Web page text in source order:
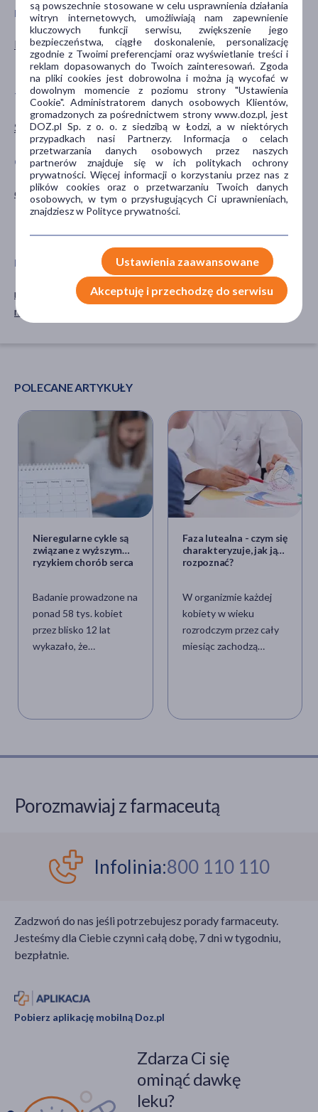
PŁEĆ
Kobieta
WIEK
dla młodzieży
dla dorosłych
TYP PRODUKTU
Środki higieniczne
PROBLEM
menstruacja
CZĘŚĆ CIAŁA
okolice intymne
SPECYFIKA
Bez lateksu
Bez substancji zapachowych
PORA STOSOWANIA
na dzień
na noc
RODZAJ SKÓRY
dowolna
POLECANE ARTYKUŁY
Nieregularne cykle są
związane z wyższym
ryzykiem chorób serca
Badanie prowadzone na
ponad 58 tys. kobiet
przez blisko 12 lat
wykazało, że
się, jakie mogą być
Faza lutealna - czym się
charakteryzuje, jak ją
rozpoznać?
W organizmie każdej
kobiety w wieku
rozrodczym przez cały
miesiąc zachodzą
śluzowej macicy.
Porozmawiaj z farmaceutą
Infolinia:800 110 110
Zadzwoń do nas jeśli potrzebujesz porady farmaceuty.
Jesteśmy dla Ciebie czynni całą dobę, 7 dni w tygodniu,
bezpłatnie.
Pobierz aplikację mobilną Doz.pl
Zdarza Ci się
ominąć dawkę
leku?
są powszechnie stosowane w celu usprawnienia działania
witryn internetowych, umożliwiają nam zapewnienie
kluczowych funkcji serwisu, zwiększenie jego
bezpieczeństwa, ciągłe doskonalenie, personalizację
zgodnie z Twoimi preferencjami oraz wyświetlanie treści i
reklam dopasowanych do Twoich zainteresowań. Zgoda
na pliki cookies jest dobrowolna i można ją wycofać w
dowolnym momencie z poziomu strony "Ustawienia
Cookie". Administratorem danych osobowych Klientów,
gromadzonych za pośrednictwem strony www.doz.pl, jest
DOZ.pl Sp. z o. o. z siedzibą w Łodzi, a w niektórych
przypadkach nasi Partnerzy. Informacja o celach
przetwarzania danych osobowych przez naszych
partnerów znajduje się w ich politykach ochrony
prywatności. Więcej informacji o korzystaniu przez nas z
plików cookies oraz o przetwarzaniu Twoich danych
osobowych, w tym o przysługujących Ci uprawnieniach,
znajdziesz w Polityce prywatności.
Ustawienia zaawansowane
Akceptuję i przechodzę do serwisu